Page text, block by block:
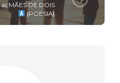
MÃES DE DOIS
{POESIA}